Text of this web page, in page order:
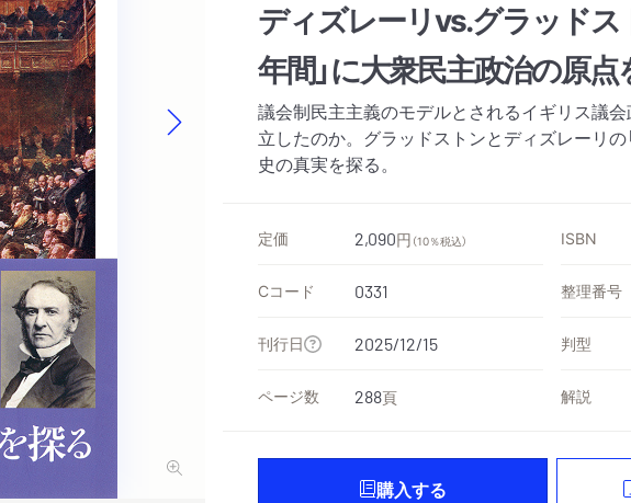
ディズレーリvs.グラッド
年間」に大衆民主政治の原点
議会制民主主義のモデルとされるイギリス議
立したのか。グラッドストンとディズレーリの
史の真実を探る。
定価 2,090円 （10％税込） ISBN
Cコード 0331 整理番号
刊行日 2025/12/15 判型
ページ数 288頁 解説
購入する